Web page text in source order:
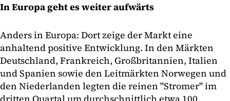
In Europa geht es weiter aufwärts
Anders in Europa: Dort zeige der Markt eine
anhaltend positive Entwicklung. In den Märkten
Deutschland, Frankreich, Großbritannien, Italien
und Spanien sowie den Leitmärkten Norwegen und
den Niederlanden legten die reinen "Stromer" im